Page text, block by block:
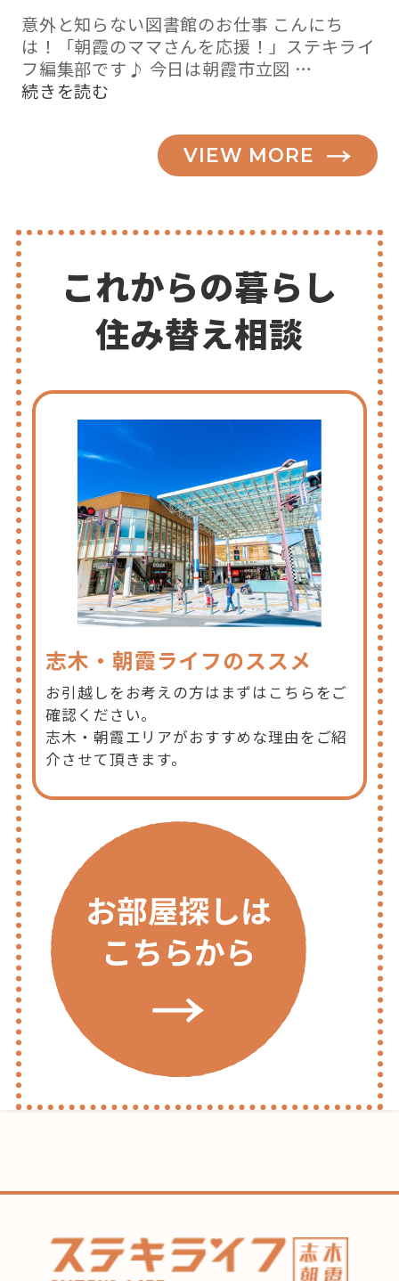
意外と知らない図書館のお仕事 こんにち
は！「朝霞のママさんを応援！」ステキライ
フ編集部です♪ 今日は朝霞市立図 …
“知
リ！！
図
書
館
の
ヒ・
ミ・
ツ
♪”
の
続きを読む
VIEW MORE
これからの暮らし
住み替え相談
志木・朝霞ライフのススメ
お引越しをお考えの方はまずはこちらをご
確認ください。
志木・朝霞エリアがおすすめな理由をご紹
介させて頂きます。